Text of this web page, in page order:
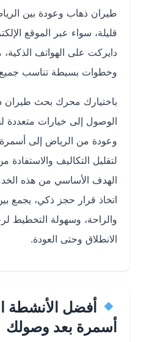
طيران ذهاب وعودة بين الرياض
قليلة، سواء عبر الموقع
دايركت على الهواتف الذكية، مع
وخطوات بسيطة تناسب جميع
باختيارك محرك بحث طيران
الوصول إلى خيارات متعددة لحجز
وعودة من الرياض إلى أسمرة، مع
لتقليل التكاليف والاستفادة من
الهدف الأساسي من هذه الخدمة
اتخاذ قرار حجز ذكي، يجمع بين
والراحة، وسهولة التخطيط
الانطلاق وحتى العودة.
أفضل الأنشطة
أسمرة بعد وصولك